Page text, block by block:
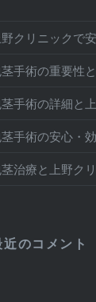
野クリニックで
手術の重要性
手術の詳細と
手術の安心・
治療と上野ク
近のコメント